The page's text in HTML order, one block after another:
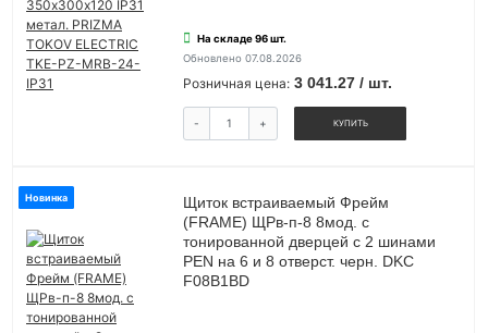
На складе 96 шт.
Обновлено 07.08.2026
Розничная цена: 3 041.27 / шт.
- + КУПИТЬ
Новинка
Щиток встраиваемый Фрейм
(FRAME) ЩРв-п-8 8мод. с
тонированной дверцей с 2 шинами
PEN на 6 и 8 отверст. черн. DKC
F08B1BD